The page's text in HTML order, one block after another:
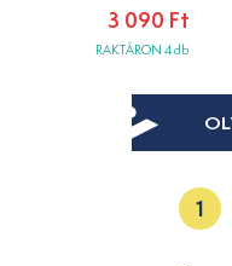
3 090 Ft
RAKTÁRON 4 db
1